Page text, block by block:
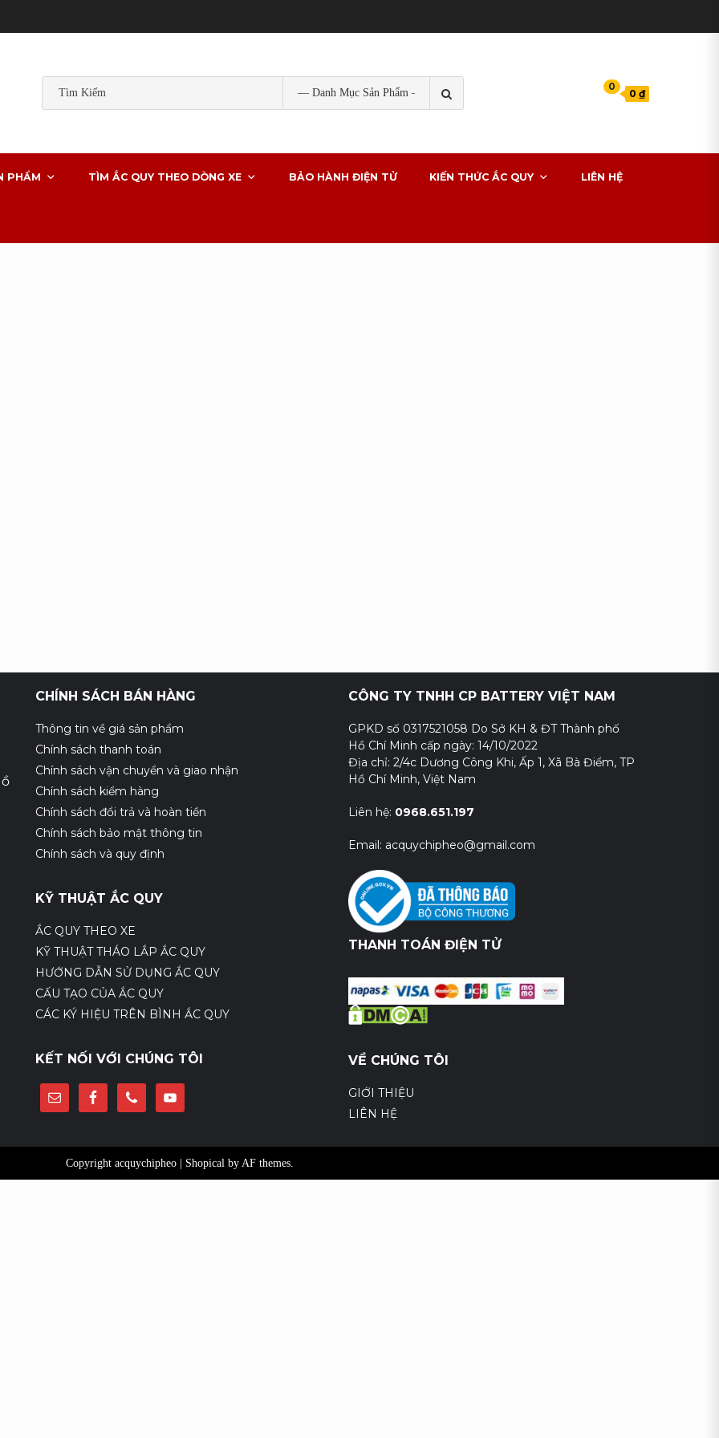
KIẾM
0
0 ₫
PHẨM TÌM ẮC QUY THEO DÒNG XE BẢO HÀNH ĐIỆN TỬ KIẾN THỨC ẮC QUY LIÊN HỆ
CHÍNH SÁCH BÁN HÀNG
Thông tin về giá sản phẩm
Chính sách thanh toán
Chính sách vận chuyển và giao nhận
Chính sách kiểm hàng
Chính sách đổi trả và hoàn tiền
Chính sách bảo mật thông tin
Chính sách và quy định
KỸ THUẬT ẮC QUY
ẮC QUY THEO XE
KỸ THUẬT THÁO LẮP ẮC QUY
HƯỚNG DẪN SỬ DỤNG ẮC QUY
CẤU TẠO CỦA ẮC QUY
CÁC KÝ HIỆU TRÊN BÌNH ẮC QUY
KẾT NỐI VỚI CHÚNG TÔI
CÔNG TY TNHH CP BATTERY VIỆT NAM
GPKD số 0317521058 Do Sở KH & ĐT Thành phố
Hồ Chí Minh cấp ngày: 14/10/2022
Địa chỉ: 2/4c Dương Công Khi, Ấp 1, Xã Bà Điểm, TP
Hồ Chí Minh, Việt Nam
Liên hệ: 0968.651.197
Email: acquychipheo@gmail.com
THANH TOÁN ĐIỆN TỬ
VỀ CHÚNG TÔI
GIỚI THIỆU
LIÊN HỆ
Copyright acquychipheo Shopical by AF themes.